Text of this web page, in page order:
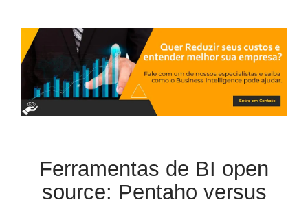
Ferramentas de BI open
source: Pentaho versus